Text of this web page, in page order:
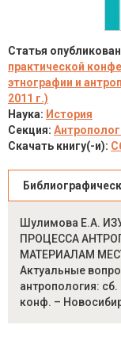
Статья
практической
этнографии и
2011 г.)
Наука: История
Секция:
Скачать книгу(-и):
Шулимова Е.А.
ПРОЦЕССА
МАТЕРИАЛАМ
Актуальные
антропология:
конф. –